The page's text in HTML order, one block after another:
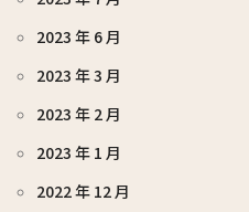
2023 年 6 月
2023 年 3 月
2023 年 2 月
2023 年 1 月
2022 年 12 月